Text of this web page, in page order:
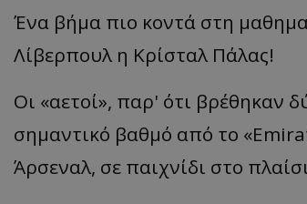
Ένα βήμα πιο κοντά στη
Λίβερπουλ η Κρίσταλ Πάλας!
Οι «αετοί», παρ' ότι βρέθηκαν
σημαντικό βαθμό από το
Άρσεναλ, σε παιχνίδι στο